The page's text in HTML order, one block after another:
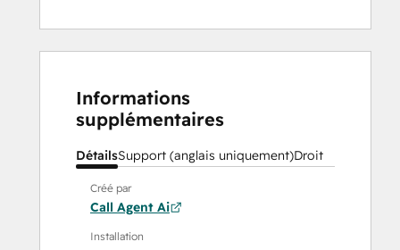
Informations
supplémentaires
DétailsSupport (anglais uniquement)Droit
Créé par
Call Agent Ai
Installation